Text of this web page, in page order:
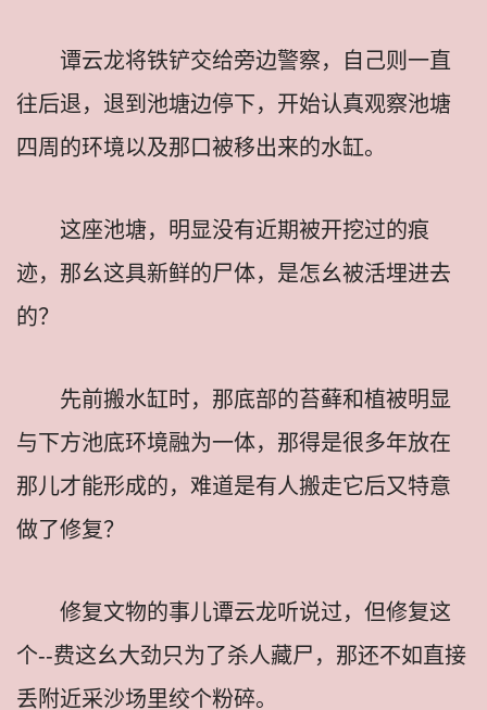
谭云龙将铁铲交给旁边警察，自己则一直
往后退，退到池塘边停下，开始认真观察池塘
四周的环境以及那口被移出来的水缸。
这座池塘，明显没有近期被开挖过的痕
迹，那幺这具新鲜的尸体，是怎幺被活埋进去
的？
先前搬水缸时，那底部的苔藓和植被明显
与下方池底环境融为一体，那得是很多年放在
那儿才能形成的，难道是有人搬走它后又特意
做了修复？
修复文物的事儿谭云龙听说过，但修复这
个--费这幺大劲只为了杀人藏尸，那还不如直接
丢附近采沙场里绞个粉碎。